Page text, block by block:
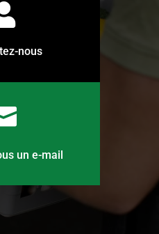
nous
un e-mail